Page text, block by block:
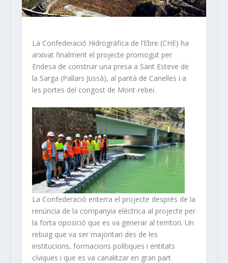
La Confederació Hidrogràfica de l’Ebre (CHE) ha
arxivat finalment el projecte promogut per
Endesa de construir una presa a Sant Esteve de
la Sarga (Pallars Jussà), al pantà de Canelles i a
les portes del congost de Mont-rebei.
La Confederació enterra el projecte després de la
renúncia de la companyia elèctrica al projecte per
la forta oposició que es va generar al territori. Un
rebuig que va ser majoritari des de les
institucions, formacions polítiques i entitats
cíviques i que es va canalitzar en gran part